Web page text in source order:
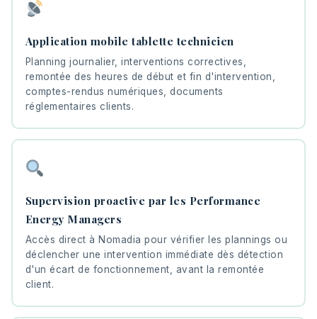
Application mobile tablette technicien
Planning journalier, interventions correctives,
remontée des heures de début et fin d'intervention,
comptes-rendus numériques, documents
réglementaires clients.
Supervision proactive par les Performance
Energy Managers
Accès direct à Nomadia pour vérifier les plannings ou
déclencher une intervention immédiate dès détection
d'un écart de fonctionnement, avant la remontée
client.